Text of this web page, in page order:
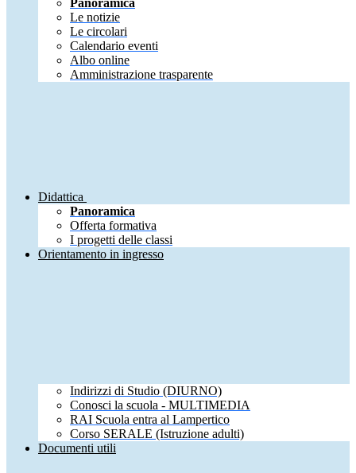
Panoramica
Le notizie
Le circolari
Calendario eventi
Albo online
Amministrazione trasparente
Didattica
Panoramica
Offerta formativa
I progetti delle classi
Orientamento in ingresso
Indirizzi di Studio (DIURNO)
Conosci la scuola - MULTIMEDIA
RAI Scuola entra al Lampertico
Corso SERALE (Istruzione adulti)
Documenti utili